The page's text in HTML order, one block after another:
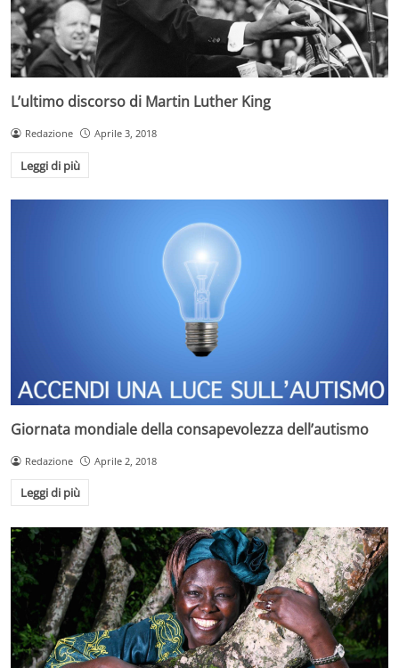
L’ultimo discorso di Martin Luther King
Redazione Aprile 3, 2018
Leggi di più
Giornata mondiale della consapevolezza dell’autismo
Redazione Aprile 2, 2018
Leggi di più